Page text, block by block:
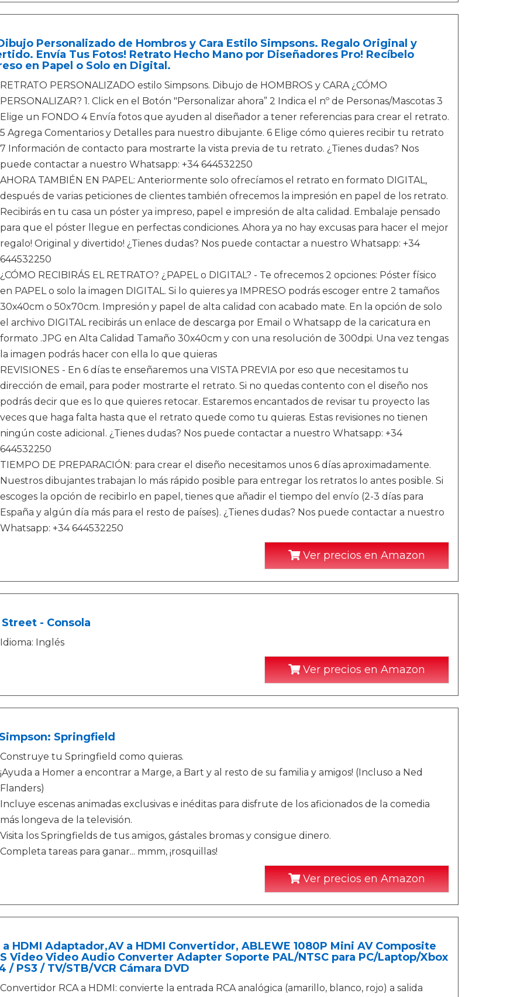
Personalizado de Hombros y Cara Estilo Simpsons. Regalo Original y
Envía Tus Fotos! Retrato Hecho Mano por Diseñadores Pro! Recíbelo
en Papel o Solo en Digital.
RETRATO PERSONALIZADO estilo Simpsons. Dibujo de HOMBROS y CARA ¿CÓMO
PERSONALIZAR? 1. Click en el Botón "Personalizar ahora” 2 Indica el nº de Personas/Mascotas 3
Elige un FONDO 4 Envía fotos que ayuden al diseñador a tener referencias para crear el retrato.
5 Agrega Comentarios y Detalles para nuestro dibujante. 6 Elige cómo quieres recibir tu retrato
7 Información de contacto para mostrarte la vista previa de tu retrato. ¿Tienes dudas? Nos
puede contactar a nuestro Whatsapp: +34 644532250
AHORA TAMBIÉN EN PAPEL: Anteriormente solo ofrecíamos el retrato en formato DIGITAL,
después de varias peticiones de clientes también ofrecemos la impresión en papel de los retrato.
Recibirás en tu casa un póster ya impreso, papel e impresión de alta calidad. Embalaje pensado
para que el póster llegue en perfectas condiciones. Ahora ya no hay excusas para hacer el mejor
regalo! Original y divertido! ¿Tienes dudas? Nos puede contactar a nuestro Whatsapp: +34
644532250
¿CÓMO RECIBIRÁS EL RETRATO? ¿PAPEL o DIGITAL? - Te ofrecemos 2 opciones: Póster físico
en PAPEL o solo la imagen DIGITAL. Si lo quieres ya IMPRESO podrás escoger entre 2 tamaños
30x40cm o 50x70cm. Impresión y papel de alta calidad con acabado mate. En la opción de solo
el archivo DIGITAL recibirás un enlace de descarga por Email o Whatsapp de la caricatura en
formato .JPG en Alta Calidad Tamaño 30x40cm y con una resolución de 300dpi. Una vez tengas
la imagen podrás hacer con ella lo que quieras
REVISIONES - En 6 días te enseñaremos una VISTA PREVIA por eso que necesitamos tu
dirección de email, para poder mostrarte el retrato. Si no quedas contento con el diseño nos
podrás decir que es lo que quieres retocar. Estaremos encantados de revisar tu proyecto las
veces que haga falta hasta que el retrato quede como tu quieras. Estas revisiones no tienen
ningún coste adicional. ¿Tienes dudas? Nos puede contactar a nuestro Whatsapp: +34
644532250
TIEMPO DE PREPARACIÓN: para crear el diseño necesitamos unos 6 días aproximadamente.
Nuestros dibujantes trabajan lo más rápido posible para entregar los retratos lo antes posible. Si
escoges la opción de recibirlo en papel, tienes que añadir el tiempo del envío (2-3 días para
España y algún día más para el resto de países). ¿Tienes dudas? Nos puede contactar a nuestro
Whatsapp: +34 644532250
Ver precios en Amazon
Street - Consola
Idioma: Inglés
Ver precios en Amazon
Springfield
Construye tu Springfield como quieras.
¡Ayuda a Homer a encontrar a Marge, a Bart y al resto de su familia y amigos! (Incluso a Ned
Flanders)
Incluye escenas animadas exclusivas e inéditas para disfrute de los aficionados de la comedia
más longeva de la televisión.
Visita los Springfields de tus amigos, gástales bromas y consigue dinero.
Completa tareas para ganar... mmm, ¡rosquillas!
Ver precios en Amazon
a HDMI Adaptador,AV a HDMI Convertidor, ABLEWE 1080P Mini AV Composite
Video Video Audio Converter Adapter Soporte PAL/NTSC para PC/Laptop/Xbox
/ PS3 / TV/STB/VCR Cámara DVD
Convertidor RCA a HDMI: convierte la entrada RCA analógica (amarillo, blanco, rojo) a salida